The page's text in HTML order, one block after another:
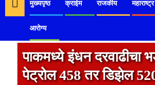
contentमुख्यपृष्ठ क्राईम राजकीय महाराष्ट्र
आरोग्य
पाकमध्ये इंधन दरवाढीचा
पेट्रोल 458 तर डिझेल